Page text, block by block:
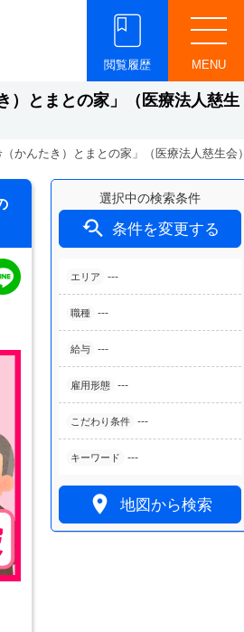
MENU
閲覧履歴
）とまとの家」（医療法人慈生
かんたき）とまとの家」（医療法人慈生会）
選択中の検索条件
 条件を変更する
エリア ---
職種 ---
給与 ---
雇用形態 ---
こだわり条件 ---
キーワード ---
 地図から検索